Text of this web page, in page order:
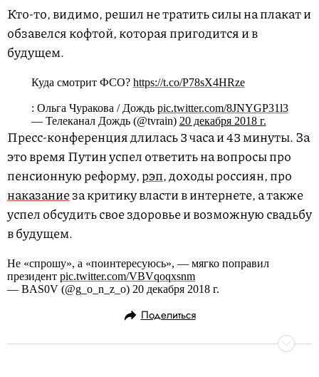
Кто-то, видимо, решил не тратить силы на плакат и
обзавелся кофтой, которая пригодится и в
будущем.
Куда смотрит ФСО? https://t.co/P78sX4HRze
: Ольга Чуракова / Дождь pic.twitter.com/8JNYGP31l3
— Телеканал Дождь (@tvrain) 20 декабря 2018 г.
Пресс-конференция длилась 3 часа и 43 минуты. За
это время Путин успел ответить на вопросы про
пенсионную реформу,рэп, доходы россиян, про
наказаниеза критику власти в интернете, а также
успел обсудить свое здоровье и возможную свадьбу
в будущем.
Не «спрошу», а «поинтересуюсь», — мягко поправил
президент pic.twitter.com/VBVqoqxsnm
— BAS0V (@g_o_n_z_o) 20 декабря 2018 г.
Поделиться